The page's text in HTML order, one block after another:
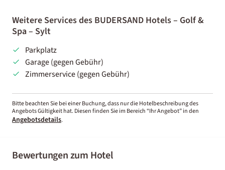
Weitere Services des BUDERSAND Hotels – Golf &
Spa – Sylt
Parkplatz
Garage (gegen Gebühr)
Zimmerservice (gegen Gebühr)
Bitte beachten Sie bei einer Buchung, dass nur die Hotelbeschreibung des
Angebots Gültigkeit hat. Diesen finden Sie im Bereich “Ihr Angebot” in den
Angebotsdetails.
Bewertungen zum Hotel